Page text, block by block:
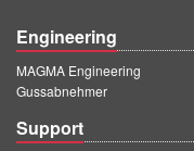
Engineering
MAGMA Engineering
Gussabnehmer
Support